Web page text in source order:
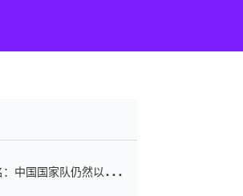
中国国家队仍然以6分